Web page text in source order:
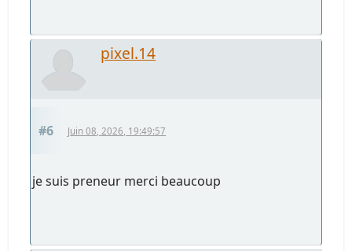
pixel.14
#6 Juin 08, 2026, 19:49:57
je suis preneur merci beaucoup